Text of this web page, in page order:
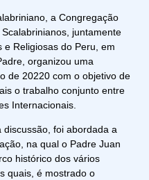
a Congregação
juntamente
e Religiosas do Peru, em
organizou uma
de 20220 com o objetivo de
o trabalho conjunto entre
Internacionais.
foi abordada a
na qual o Padre Juan
histórico dos vários
quais, é mostrado o